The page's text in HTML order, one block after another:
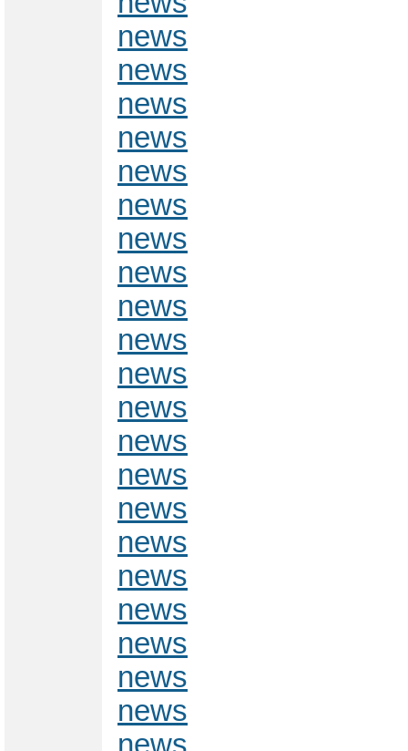
news
news
news
news
news
news
news
news
news
news
news
news
news
news
news
news
news
news
news
news
news
news